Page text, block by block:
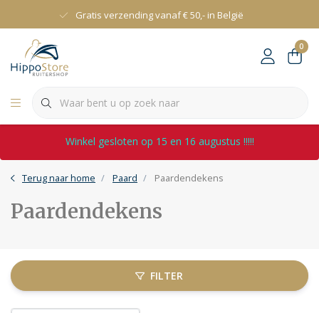
Gratis verzending vanaf € 50,- in België
0
Winkel gesloten op 15 en 16 augustus !!!!!
Terug naar home Paard Paardendekens
Paardendekens
FILTER